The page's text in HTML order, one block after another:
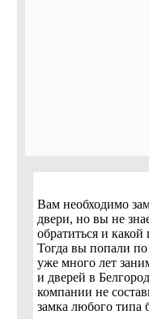
Вам необходимо
двери, но вы не
обратиться и
Тогда вы попали
уже много лет
и дверей в
компании не
замка любого типа